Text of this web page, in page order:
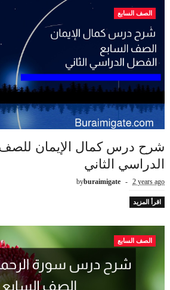
الصف السابع
شرح درس كمال الإيمان
الدراسي الثاني
byburaimigate 2 years ago
اقرأ المزيد
الصف السابع